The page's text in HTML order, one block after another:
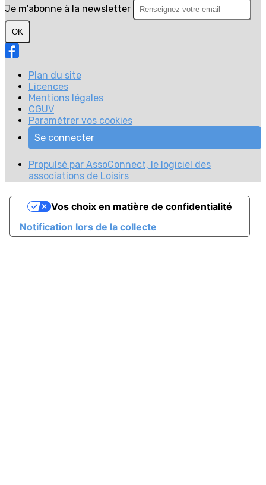
Je m'abonne à la newsletter
OK
Plan du site
Licences
Mentions légales
CGUV
Paramétrer vos cookies
Se connecter
Propulsé par AssoConnect, le logiciel des
associations de Loisirs
Notification lors de la collecte
Vos choix en matière de confidentialité